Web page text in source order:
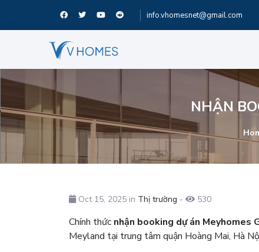
info.vhomesnet@gmail.com
NHẬN
Oct 15, 2025 in Thị trường - 530
Chính thức nhận booking dự án Meyhomes
Meyland tại trung tâm quận Hoàng Mai, Hà